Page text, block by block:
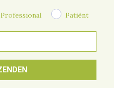
Professional Patiënt